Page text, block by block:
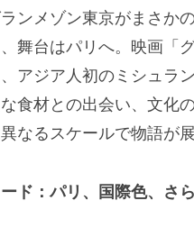
ンメゾン東京がまさか
舞台はパリへ。映画「
アジア人初のミシュラ
食材との出会い、文化
なるスケールで物語が展
ド：パリ、国際色、さ